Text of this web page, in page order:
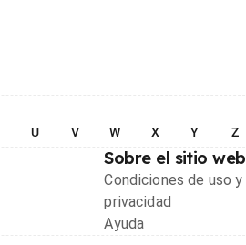
U V W X Y Z
Sobre el sitio web
Condiciones de uso y
privacidad
Ayuda